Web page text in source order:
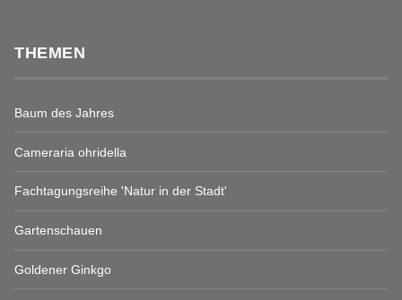
THEMEN
Baum des Jahres
Cameraria ohridella
Fachtagungsreihe 'Natur in der Stadt'
Gartenschauen
Goldener Ginkgo